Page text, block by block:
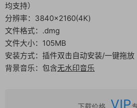
均支持）
分辨率：3840×2160(4K)
文件格式：.dmg
文件大小：105MB
安装方式：插件双击自动安装/一键拖放
背景音乐：包含无水印音乐
下载价格 VIP